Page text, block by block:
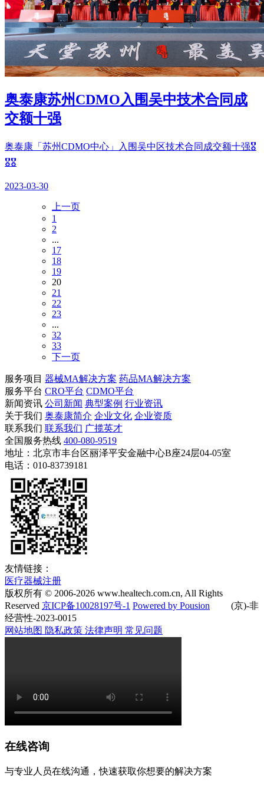
奥泰康苏州CDMO入围吴中技术合同成
交额十强
奥泰康「苏州CDMO中心」入围吴中区技术合同成交额十强🎖️
🎖️🎖️
2023-03-30
上一页
1
2
...
17
18
19
20
21
22
23
...
32
33
下一页
服务项目 器械MA解决方案 药品MA解决方案
服务平台 CRO平台 CDMO平台
新闻资讯 公司新闻 典型案例 行业资讯
关于我们 奥泰康简介 企业文化 企业资质
联系我们 联系我们 广揽英才
全国服务热线 400-080-9519
地址：北京市丰台区丽泽平安金融中心B座24层04-05室
电话：010-83739181
友情链接：
医疗器械注册
版权所有 © 2006-2026 www.healtech.com.cn, All Rights
Reserved 京ICP备10028197号-1 Powered by Pousion
(京)-非
经营性-2023-0015
网站地图 隐私政策 法律声明 常见问题
在线咨询
与专业人员在线沟通，快速获取你想要的解决方案